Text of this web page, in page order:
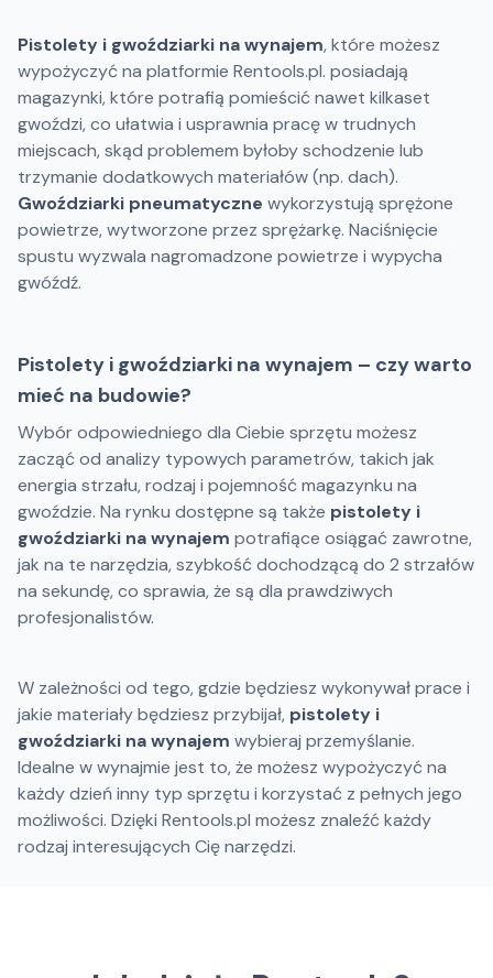
Pistolety i gwoździarki na wynajem, które możesz
wypożyczyć na platformie Rentools.pl. posiadają
magazynki, które potrafią pomieścić nawet kilkaset
gwoździ, co ułatwia i usprawnia pracę w trudnych
miejscach, skąd problemem byłoby schodzenie lub
trzymanie dodatkowych materiałów (np. dach).
Gwoździarki pneumatyczne wykorzystują sprężone
powietrze, wytworzone przez sprężarkę. Naciśnięcie
spustu wyzwala nagromadzone powietrze i wypycha
gwóźdź.
Pistolety i gwoździarki na wynajem – czy warto
mieć na budowie?
Wybór odpowiedniego dla Ciebie sprzętu możesz
zacząć od analizy typowych parametrów, takich jak
energia strzału, rodzaj i pojemność magazynku na
gwoździe. Na rynku dostępne są także pistolety i
gwoździarki na wynajem potrafiące osiągać zawrotne,
jak na te narzędzia, szybkość dochodzącą do 2 strzałów
na sekundę, co sprawia, że są dla prawdziwych
profesjonalistów.
W zależności od tego, gdzie będziesz wykonywał prace i
jakie materiały będziesz przybijał, pistolety i
gwoździarki na wynajem wybieraj przemyślanie.
Idealne w wynajmie jest to, że możesz wypożyczyć na
każdy dzień inny typ sprzętu i korzystać z pełnych jego
możliwości. Dzięki Rentools.pl możesz znaleźć każdy
rodzaj interesujących Cię narzędzi.